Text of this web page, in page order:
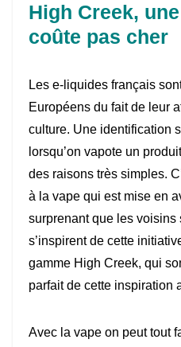
High Creek,
coûte pas cher
Les e-liquides français
Européens du fait de leur
culture. Une identification
lorsqu’on vapote un
des raisons très simples.
à la vape qui est mise en
surprenant que les voisins
s’inspirent de cette
gamme High Creek, qui
parfait de cette inspiration
Avec la vape on peut tout